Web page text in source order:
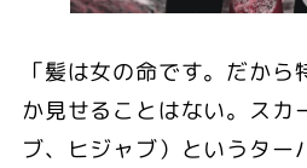
「髪は女の命です。だから
か見せることはない。スカ
ブ、ヒジャブ）というター